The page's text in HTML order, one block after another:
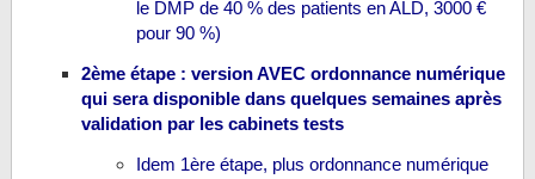
le DMP de 40 % des patients en ALD, 3000 €
pour 90 %)
2ème étape : version AVEC ordonnance numérique
qui sera disponible dans quelques semaines après
validation par les cabinets tests
Idem 1ère étape, plus ordonnance numérique